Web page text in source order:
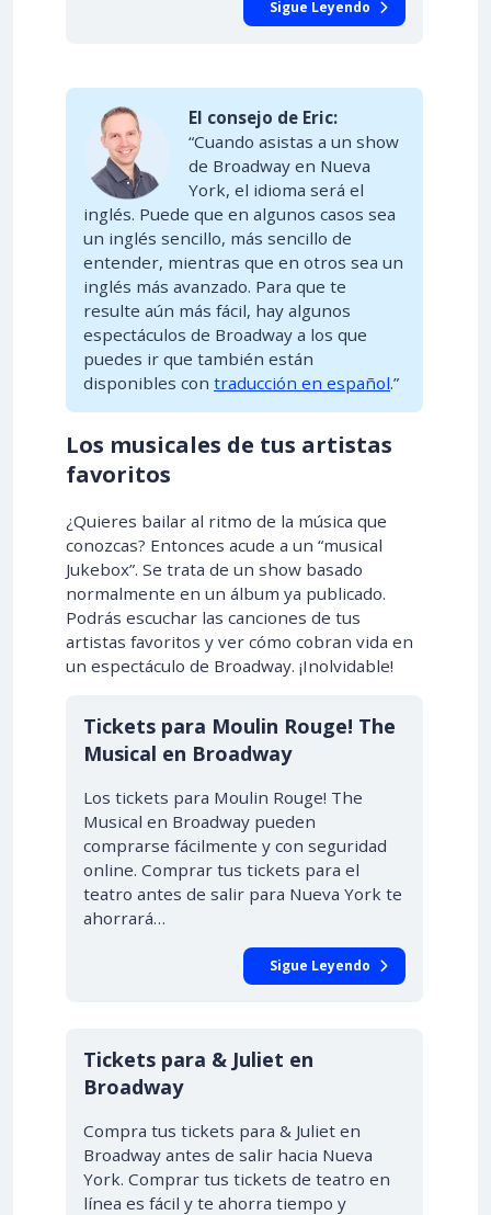
Sigue Leyendo
El consejo de Eric:
“Cuando asistas a un show
de Broadway en Nueva
York, el idioma será el
inglés. Puede que en algunos casos sea
un inglés sencillo, más sencillo de
entender, mientras que en otros sea un
inglés más avanzado. Para que te
resulte aún más fácil, hay algunos
espectáculos de Broadway a los que
puedes ir que también están
disponibles con traducción en español.”
Los musicales de tus artistas
favoritos
¿Quieres bailar al ritmo de la música que
conozcas? Entonces acude a un “musical
Jukebox”. Se trata de un show basado
normalmente en un álbum ya publicado.
Podrás escuchar las canciones de tus
artistas favoritos y ver cómo cobran vida en
un espectáculo de Broadway. ¡Inolvidable!
Tickets para Moulin Rouge! The
Musical en Broadway
Los tickets para Moulin Rouge! The
Musical en Broadway pueden
comprarse fácilmente y con seguridad
online. Comprar tus tickets para el
teatro antes de salir para Nueva York te
ahorrará…
Sigue Leyendo
Tickets para & Juliet en
Broadway
Compra tus tickets para & Juliet en
Broadway antes de salir hacia Nueva
York. Comprar tus tickets de teatro en
línea es fácil y te ahorra tiempo y